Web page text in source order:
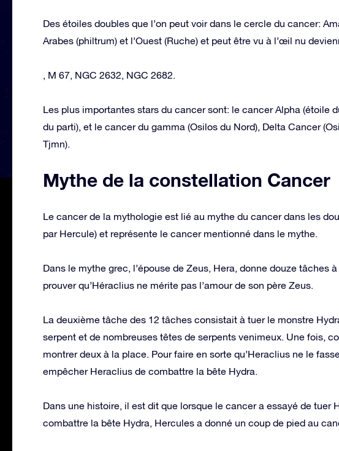
Des étoiles doubles que l’on peut voir dans le cercle du cancer:
Arabes (philtrum) et l’Ouest (Ruche) et peut être vu à l’œil nu
, M 67, NGC 2632, NGC 2682.
Les plus importantes stars du cancer sont: le cancer Alpha (étoile
du parti), et le cancer du gamma (Osilos du Nord), Delta Cancer
Tjmn).
Mythe de la constellation Cancer
Le cancer de la mythologie est lié au mythe du cancer dans les
par Hercule) et représente le cancer mentionné dans le mythe.
Dans le mythe grec, l’épouse de Zeus, Hera, donne douze tâches
prouver qu’Héraclius ne mérite pas l’amour de son père Zeus.
La deuxième tâche des 12 tâches consistait à tuer le monstre
serpent et de nombreuses têtes de serpents venimeux. Une fois,
montrer deux à la place. Pour faire en sorte qu’Heraclius ne le
empêcher Heraclius de combattre la bête Hydra.
Dans une histoire, il est dit que lorsque le cancer a essayé de tuer
combattre la bête Hydra, Hercules a donné un coup de pied au